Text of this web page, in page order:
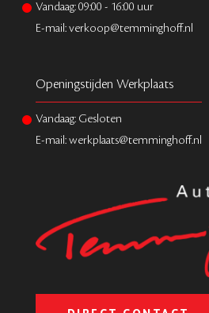
Vandaag:09:00 - 16:00 uur
E-mail: verkoop@temminghoff.nl
Openingstijden Werkplaats
Vandaag: Gesloten
E-mail: werkplaats@temminghoff.nl